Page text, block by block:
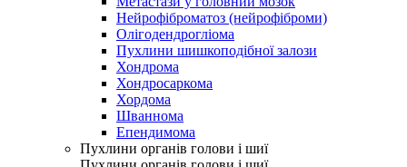
Нейрофіброматоз (нейрофіброми)
Олігодендрогліома
Пухлини шишкоподібної залози
Хондрома
Хондросаркома
Хордома
Шваннома
Епендимома
Пухлини органів голови і шиї